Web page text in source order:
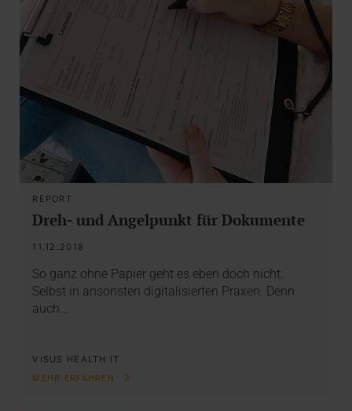
REPORT
Dreh- und Angelpunkt für Dokumente
11.12.2018
So ganz ohne Papier geht es eben doch nicht.
Selbst in ansonsten digitalisierten Praxen. Denn
auch…
VISUS HEALTH IT
MEHR ERFAHREN